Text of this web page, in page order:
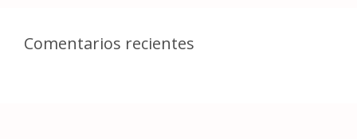
Comentarios recientes